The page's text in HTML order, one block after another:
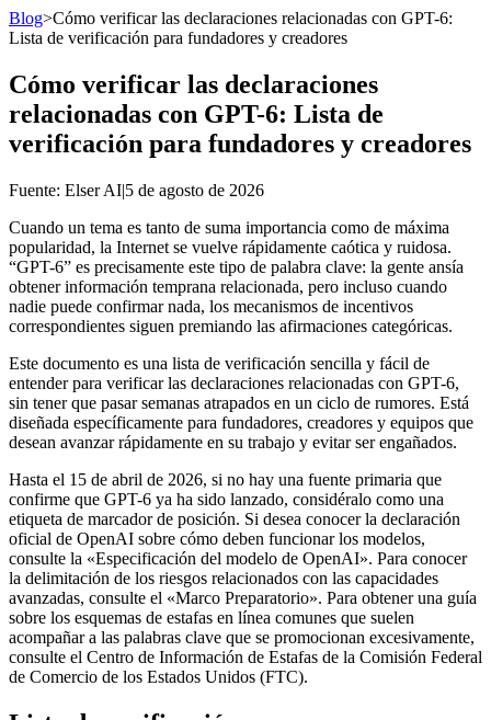
Blog>Cómo verificar las declaraciones relacionadas con GPT-6:
Lista de verificación para fundadores y creadores
Cómo verificar las declaraciones
relacionadas con GPT-6: Lista de
verificación para fundadores y creadores
Fuente: Elser AI|5 de agosto de 2026
Cuando un tema es tanto de suma importancia como de máxima
popularidad, la Internet se vuelve rápidamente caótica y ruidosa.
“GPT-6” es precisamente este tipo de palabra clave: la gente ansía
obtener información temprana relacionada, pero incluso cuando
nadie puede confirmar nada, los mecanismos de incentivos
correspondientes siguen premiando las afirmaciones categóricas.
Este documento es una lista de verificación sencilla y fácil de
entender para verificar las declaraciones relacionadas con GPT-6,
sin tener que pasar semanas atrapados en un ciclo de rumores. Está
diseñada específicamente para fundadores, creadores y equipos que
desean avanzar rápidamente en su trabajo y evitar ser engañados.
Hasta el 15 de abril de 2026, si no hay una fuente primaria que
confirme que GPT-6 ya ha sido lanzado, considéralo como una
etiqueta de marcador de posición. Si desea conocer la declaración
oficial de OpenAI sobre cómo deben funcionar los modelos,
consulte la «Especificación del modelo de OpenAI». Para conocer
la delimitación de los riesgos relacionados con las capacidades
avanzadas, consulte el «Marco Preparatorio». Para obtener una guía
sobre los esquemas de estafas en línea comunes que suelen
acompañar a las palabras clave que se promocionan excesivamente,
consulte el Centro de Información de Estafas de la Comisión Federal
de Comercio de los Estados Unidos (FTC).